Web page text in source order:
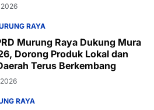
RAYA
Murung Raya Dukung Mura
Dorong Produk Lokal dan
Terus Berkembang
RAYA